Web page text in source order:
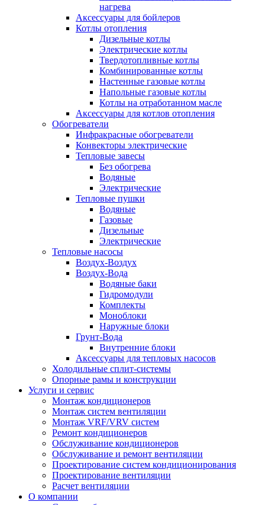
нагрева
Аксессуары для бойлеров
Котлы отопления
Дизельные котлы
Электрические котлы
Твердотопливные котлы
Комбинированные котлы
Настенные газовые котлы
Напольные газовые котлы
Котлы на отработанном масле
Аксессуары для котлов отопления
Обогреватели
Инфракрасные обогреватели
Конвекторы электрические
Тепловые завесы
Без обогрева
Водяные
Электрические
Тепловые пушки
Водяные
Газовые
Дизельные
Электрические
Тепловые насосы
Воздух-Воздух
Воздух-Вода
Водяные баки
Гидромодули
Комплекты
Моноблоки
Наружные блоки
Грунт-Вода
Внутренние блоки
Аксессуары для тепловых насосов
Холодильные сплит-системы
Опорные рамы и конструкции
Услуги и сервис
Монтаж кондиционеров
Монтаж систем вентиляции
Монтаж VRF/VRV систем
Ремонт кондиционеров
Обслуживание кондиционеров
Обслуживание и ремонт вентиляции
Проектирование систем кондиционирования
Проектирование вентиляции
Расчет вентиляции
О компании